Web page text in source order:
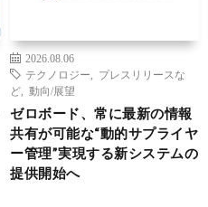
2026.08.06
テクノロジー
プレスリリースな
ど
動向/展望
ゼロボード、常に最新の情報
共有が可能な“動的サプライヤ
ー管理”実現する新システムの
提供開始へ